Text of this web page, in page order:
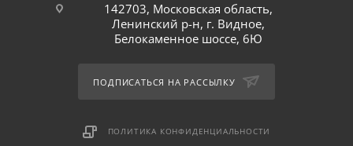
142703, Московская область,
Ленинский р-н, г. Видное,
Белокаменное шоссе, 6Ю
ПОДПИСАТЬСЯ НА РАССЫЛКУ
ПОЛИТИКА КОНФИДЕНЦИАЛЬНОСТИ